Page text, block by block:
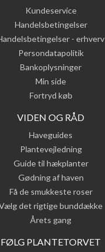
Kundeservice
Handelsbetingelser
- erhverv
Persondatapolitik
Bankoplysninger
Min side
Fortryd køb
VIDEN OG RÅD
Haveguides
Plantevejledning
Guide til hækplanter
Gødning af haven
Få de smukkeste roser
det rigtige bunddække
Årets gang
FØLG PLANTETORVET